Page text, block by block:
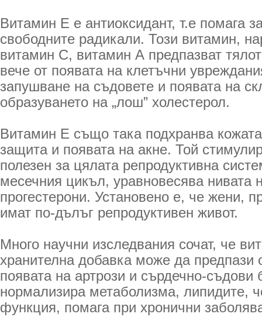
Витамин Е е антиоксидант, т.е помага
свободните радикали. Този витамин,
витамин С, витамин А предпазват
вече от появата на клетъчни
запушване на съдовете и появата на
образуването на „лош” холестерол.
Витамин Е също така подхранва
защита и появата на акне. Той
полезен за цялата репродуктивна
месечния цикъл, уравновесява нивата
прогестерони. Установено е, че жени,
имат по-дълъг репродуктивен живот.
Много научни изследвания сочат, че
хранителна добавка може да предпази
появата на артрози и сърдечно-съдови
нормализира метаболизма, липидите,
функция, помага при хронични